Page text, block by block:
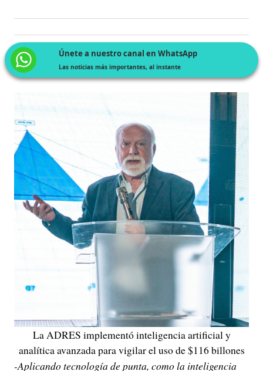
Únete a nuestro canal en WhatsApp
Las noticias más importantes, al instante
La ADRES implementó inteligencia artificial y
analítica avanzada para vigilar el uso de $116 billones
-Aplicando tecnología de punta, como la inteligencia